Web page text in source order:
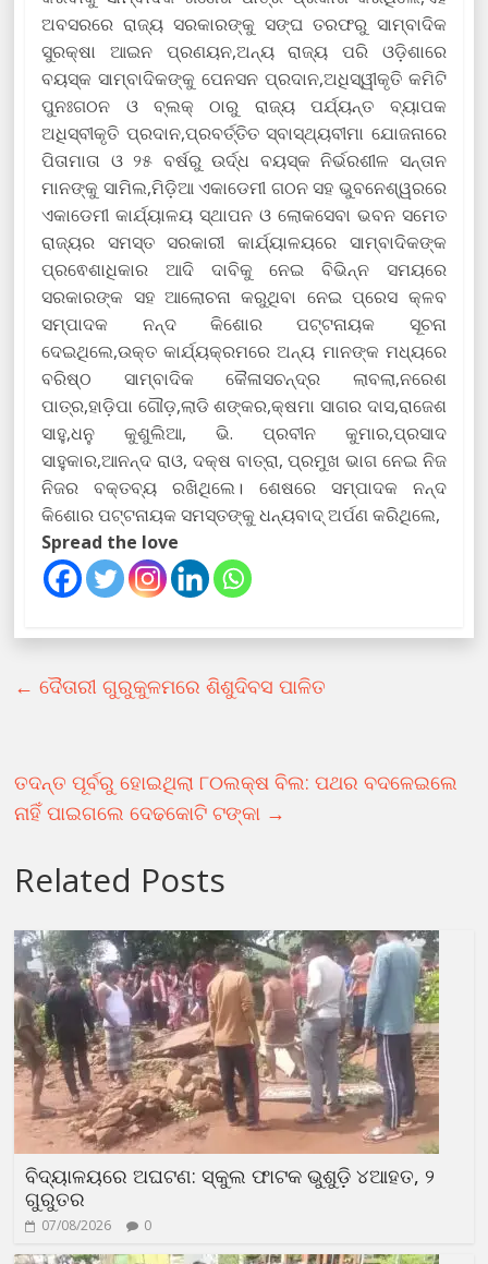
ଅବସରରେ ରାଜ୍ୟ ସରକାରଙ୍କୁ ସଙ୍ଘ ତରଫରୁ ସାମ୍ବାଦିକ
ସୁରକ୍ଷା ଆଇନ ପ୍ରଣୟନ,ଅନ୍ୟ ରାଜ୍ୟ ପରି ଓଡ଼ିଶାରେ
ବୟସ୍କ ସାମ୍ବାଦିକଙ୍କୁ ପେନସନ ପ୍ରଦାନ,ଅଧିସ୍ୱୀକୃତି କମିଟି
ପୁନଃଗଠନ ଓ ବ୍ଲକ୍ ଠାରୁ ରାଜ୍ୟ ପର୍ଯ୍ୟନ୍ତ ବ୍ୟାପକ
ଅଧିସ୍ବୀକୃତି ପ୍ରଦାନ,ପ୍ରବର୍ତ୍ତିତ ସ୍ବାସ୍ଥ୍ୟବୀମା ଯୋଜନାରେ
ପିତାମାତା ଓ ୨୫ ବର୍ଷରୁ ଉର୍ଦ୍ଧ ବୟସ୍କ ନିର୍ଭରଶୀଳ ସନ୍ତାନ
ମାନଙ୍କୁ ସାମିଲ,ମିଡ଼ିଆ ଏକାଡେମୀ ଗଠନ ସହ ଭୁବନେଶ୍ୱରରେ
ଏକାଡେମୀ କାର୍ଯ୍ୟାଳୟ ସ୍ଥାପନ ଓ ଲୋକସେବା ଭବନ ସମେତ
ରାଜ୍ୟର ସମସ୍ତ ସରକାରୀ କାର୍ଯ୍ୟାଳୟରେ ସାମ୍ବାଦିକଙ୍କ
ପ୍ରଵେଶାଧିକାର ଆଦି ଦାବିକୁ ନେଇ ବିଭିନ୍ନ ସମୟରେ
ସରକାରଙ୍କ ସହ ଆଲୋଚନା କରୁଥିବା ନେଇ ପ୍ରେସ କ୍ଳବ
ସମ୍ପାଦକ ନନ୍ଦ କିଶୋର ପଟ୍ଟନାୟକ ସୂଚନା
ଦେଇଥିଲେ,ଉକ୍ତ କାର୍ଯ୍ୟକ୍ରମରେ ଅନ୍ୟ ମାନଙ୍କ ମଧ୍ୟରେ
ବରିଷ୍ଠ ସାମ୍ବାଦିକ କୈଳାସଚନ୍ଦ୍ର ଲାବଲା,ନରେଶ
ପାତ୍ର,ହାଡ଼ିପା ଗୌଡ଼,ଲାଡି ଶଙ୍କର,କ୍ଷମା ସାଗର ଦାସ,ରାଜେଶ
ସାହୁ,ଧନୁ କୁଶୁଲିଆ, ଭି. ପ୍ରବୀନ କୁମାର,ପ୍ରସାଦ
ସାହୁକାର,ଆନନ୍ଦ ରାଓ, ଦକ୍ଷ ବାତ୍ରା, ପ୍ରମୁଖ ଭାଗ ନେଇ ନିଜ
ନିଜର ବକ୍ତବ୍ୟ ରଖିଥିଲେ। ଶେଷରେ ସମ୍ପାଦକ ନନ୍ଦ
କିଶୋର ପଟ୍ଟନାୟକ ସମସ୍ତଙ୍କୁ ଧନ୍ୟବାଦ୍ ଅର୍ପଣ କରିଥିଲେ,
Spread the love
← ଦୈତାରୀ ଗୁରୁକୁଳମରେ ଶିଶୁଦିବସ ପାଳିତ
ତଦନ୍ତ ପୂର୍ବରୁ ହୋଇଥିଲା ୮୦ଲକ୍ଷ ବିଲ: ପଥର ବଦଳେଇଲେ
ନାହିଁ ପାଇଗଲେ ଦେଢକୋଟି ଟଙ୍କା →
Related Posts
ବିଦ୍ୟାଳୟରେ ଅଘଟଣ: ସ୍କୁଲ ଫାଟକ ଭୁଶୁଡ଼ି ୪ଆହତ, ୨
ଗୁରୁତର
07/08/2026 0